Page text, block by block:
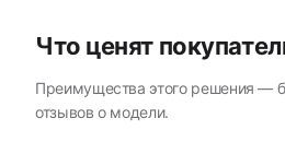
Что ценят
Преимущества этого решения —
отзывов о модели.